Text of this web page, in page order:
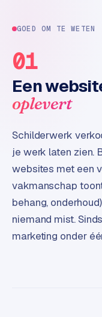
G
o
g
e
A
s
G
o
o
g
l
e
GOED OM TE WETEN
01
Een
oplevert
Schilderwerk
je werk laten zien.
websites met een
vakmanschap
behang,
niemand mist.
marketing onder